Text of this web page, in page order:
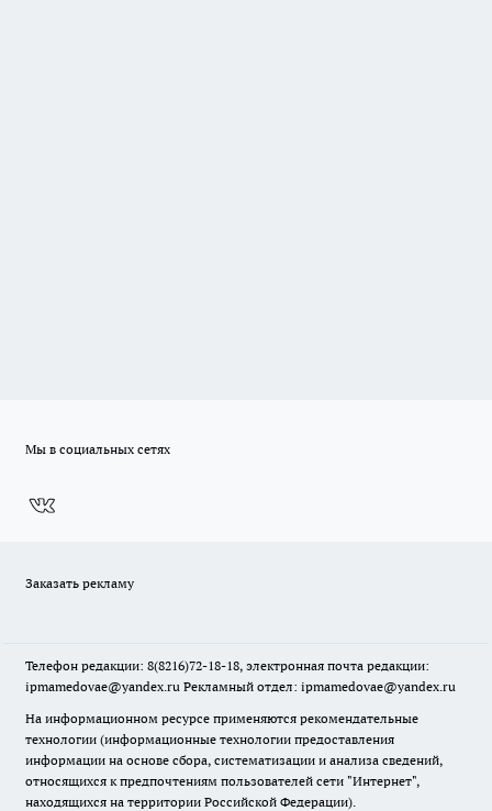
Мы в социальных сетях
Заказать рекламу
Телефон редакции: 8(8216)72-18-18, электронная почта редакции:
ipmamedovae@yandex.ru Рекламный отдел: ipmamedovae@yandex.ru
На информационном ресурсе применяются рекомендательные
технологии (информационные технологии предоставления
информации на основе сбора, систематизации и анализа сведений,
относящихся к предпочтениям пользователей сети "Интернет",
находящихся на территории Российской Федерации).